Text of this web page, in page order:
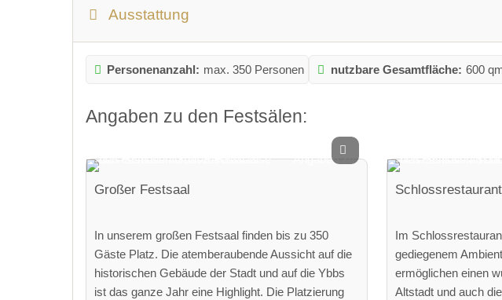
Ausstattung
Personenanzahl: max. 350 Personen nutzbare Gesamtfläche: 600
Angaben zu den Festsälen:
Großer Festsaal
In unserem großen Festsaal finden bis zu 350
Gäste Platz. Die atemberaubende Aussicht auf die
historischen Gebäude der Stadt und auf die Ybbs
ist das ganze Jahr eine Highlight. Die Platzierung
Schlossrestaurant
Im
gediegenem
ermöglichen einen
Altstadt und auch